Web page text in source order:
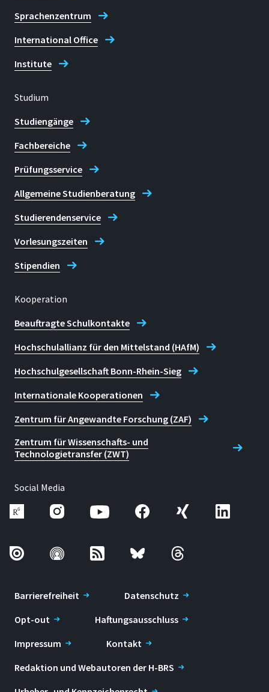
Sprachenzentrum
International Office
Institute
Studium
Studiengänge
Fachbereiche
Prüfungsservice
Allgemeine Studienberatung
Studierendenservice
Vorlesungszeiten
Stipendien
Kooperation
Beauftragte Schulkontakte
Hochschulallianz für den Mittelstand (HAfM)
Hochschulgesellschaft Bonn-Rhein-Sieg
Internationale Kooperationen
Zentrum für Angewandte Forschung (ZAF)
Zentrum für Wissenschafts- und
Technologietransfer (ZWT)
Social Media
Barrierefreiheit
Datenschutz
Opt-out
Haftungsausschluss
Impressum
Kontakt
Redaktion und Webautoren der H-BRS